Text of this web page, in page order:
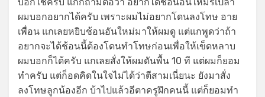
ผมบอกอยากได้ครับ เพราะผมไม่อยากโดนลงโทษ อาย
เพื่อน แกเลยหยิบช้อนอันใหม่มาให้ผมดู แต่แกพูดว่าถ้า
อยากจะได้ช้อนนี้ต้องโดนทำโทษก่อนเพื่อให้เข็ดหลาบ
ผมบอกก็ได้ครับ แกเลยสั่งให้ผมดันพื้น 10 ที แต่ผมก็ยอม
ทำครับ แต่ก็อดคิดในใจไม่ได้ว่าตีสามเนี่ยนะ ยังมาสั่ง
ลงโทษลูกน้องอีก บ้าไปแล้วอีตาครูฝึกคนนี้ แต่ก็ยอมทำ